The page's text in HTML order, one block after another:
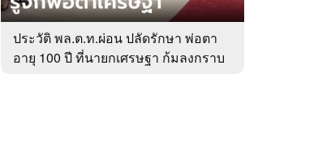
ประวัติ พล.ต.ท.ผ่อน ปลัดรักษา พ่อตา
อายุ 100 ปี ที่นายกเศรษฐา ก้มลงกราบ